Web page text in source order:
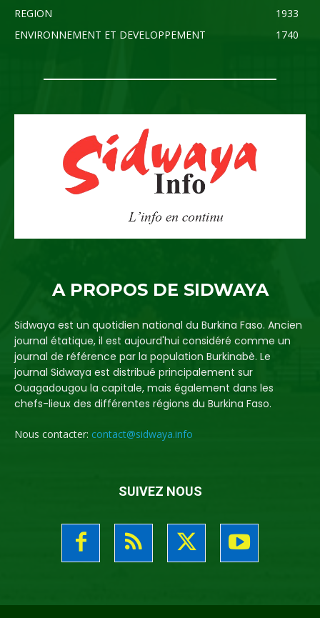
REGION
1933
ENVIRONNEMENT ET DEVELOPPEMENT
1740
A PROPOS DE SIDWAYA
Sidwaya est un quotidien national du Burkina Faso. Ancien
journal étatique, il est aujourd'hui considéré comme un
journal de référence par la population Burkinabè. Le
journal Sidwaya est distribué principalement sur
Ouagadougou la capitale, mais également dans les
chefs-lieux des différentes régions du Burkina Faso.
Nous contacter: contact@sidwaya.info
SUIVEZ NOUS